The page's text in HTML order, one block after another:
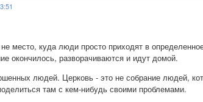
место, куда люди просто приходят в
окончилось, разворачиваются и идут домой.
людей. Церковь - это не собрание людей,
там с кем-нибудь своими проблемами.